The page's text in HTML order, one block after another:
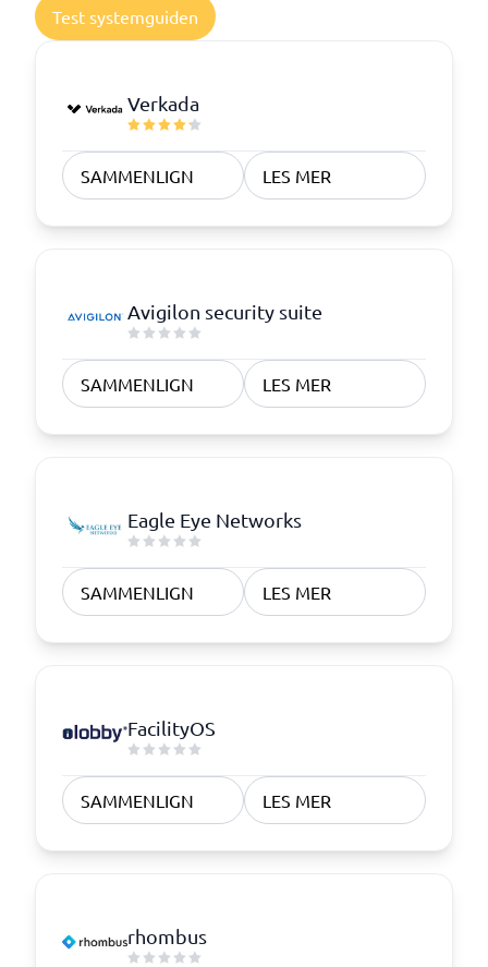
Test systemguiden
Verkada
SAMMENLIGN LES MER
Avigilon security suite
SAMMENLIGN LES MER
Eagle Eye Networks
SAMMENLIGN LES MER
FacilityOS
SAMMENLIGN LES MER
rhombus